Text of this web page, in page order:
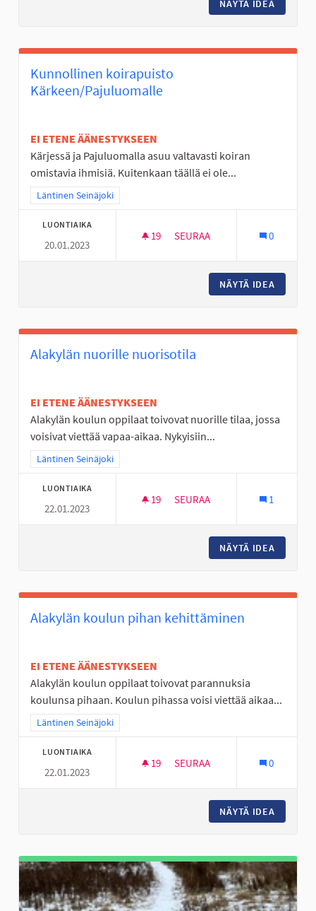
NÄYTÄ IDEA
Kunnollinen koirapuisto
Kärkeen/Pajuluomalle
EI ETENE ÄÄNESTYKSEEN
Kärjessä ja Pajuluomalla asuu valtavasti koiran
omistavia ihmisiä. Kuitenkaan täällä ei ole...
Rajaa tulokset teeman mukaan: Läntinen Seinäjoki
Läntinen Seinäjoki
LUONTIAIKA
20.01.2023
19 19 SEURAAJAA
SEURAA 0
NÄYTÄ IDEA
Alakylän nuorille nuorisotila
EI ETENE ÄÄNESTYKSEEN
Alakylän koulun oppilaat toivovat nuorille tilaa, jossa
voisivat viettää vapaa-aikaa. Nykyisiin...
Rajaa tulokset teeman mukaan: Läntinen Seinäjoki
Läntinen Seinäjoki
LUONTIAIKA
22.01.2023
19 19 SEURAAJAA
SEURAA 1
NÄYTÄ IDEA
Alakylän koulun pihan kehittäminen
EI ETENE ÄÄNESTYKSEEN
Alakylän koulun oppilaat toivovat parannuksia
koulunsa pihaan. Koulun pihassa voisi viettää aikaa...
Rajaa tulokset teeman mukaan: Läntinen Seinäjoki
Läntinen Seinäjoki
LUONTIAIKA
22.01.2023
19 19 SEURAAJAA
SEURAA 0
NÄYTÄ IDEA